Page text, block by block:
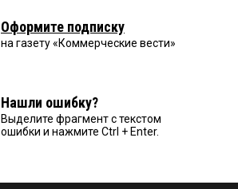
Оформите подписку
на газету «Коммерческие вести»
Нашли ошибку?
Выделите фрагмент с текстом
ошибки и нажмите Ctrl + Enter.